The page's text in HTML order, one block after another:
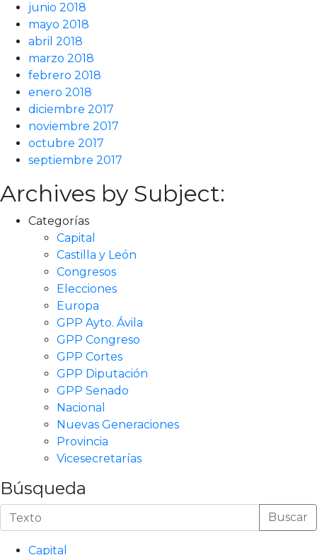
junio 2018
mayo 2018
abril 2018
marzo 2018
febrero 2018
enero 2018
diciembre 2017
noviembre 2017
octubre 2017
septiembre 2017
Archives by Subject:
Categorías
Capital
Castilla y León
Congresos
Elecciones
Europa
GPP Ayto. Ávila
GPP Congreso
GPP Cortes
GPP Diputación
GPP Senado
Nacional
Nuevas Generaciones
Provincia
Vicesecretarías
Búsqueda
Buscar
Capital